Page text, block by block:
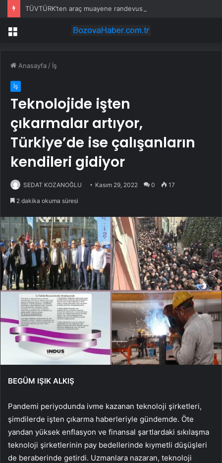
Menü
Anasayfa / İş
İş
Teknolojide işten
çıkarmalar artıyor,
Türkiye’de ise çalışanların
kendileri gidiyor
SEDAT KOZANOĞLU Kasım 29, 2022 0 17
2 dakika okuma süresi
BEGÜM IŞIK ALKIŞ
Pandemi periyodunda ivme kazanan teknoloji şirketleri,
şimdilerde işten çıkarma haberleriyle gündemde. Öte
yandan yüksek enflasyon ve finansal şartlardaki sıkılaşma
teknoloji şirketlerinin pay bedellerinde kıymetli düşüşleri
de beraberinde getirdi. Uzmanlara nazaran, teknoloji